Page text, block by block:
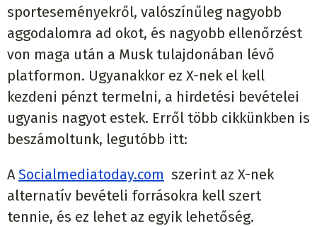
sporteseményekről, valószínűleg nagyobb
aggodalomra ad okot, és nagyobb ellenőrzést
von maga után a Musk tulajdonában lévő
platformon. Ugyanakkor ez X-nek el kell
kezdeni pénzt termelni, a hirdetési bevételei
ugyanis nagyot estek. Erről több cikkünkben is
beszámoltunk, legutóbb itt:
ASocialmediatoday.com szerint az X-nek
alternatív bevételi forrásokra kell szert
tennie, és ez lehet az egyik lehetőség.